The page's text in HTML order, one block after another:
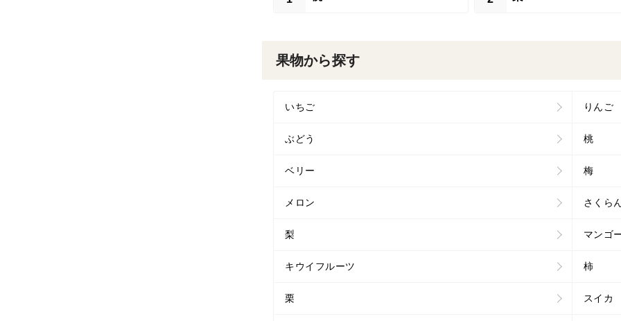
果物から探す
いちご りんご
ぶどう 桃
ベリー 梅
メロン さくら
梨 マンゴ
キウイフルーツ 柿
栗 スイカ